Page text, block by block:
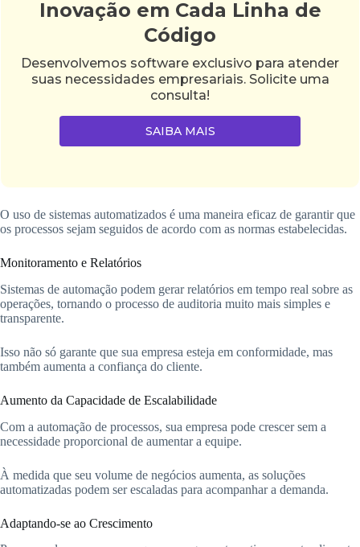
Inovação em Cada Linha de
Código
Desenvolvemos software exclusivo para atender
suas necessidades empresariais. Solicite uma
consulta!
SAIBA MAIS
O uso de sistemas automatizados é uma maneira eficaz de garantir que
os processos sejam seguidos de acordo com as normas estabelecidas.
Monitoramento e Relatórios
Sistemas de automação podem gerar relatórios em tempo real sobre as
operações, tornando o processo de auditoria muito mais simples e
transparente.
Isso não só garante que sua empresa esteja em conformidade, mas
também aumenta a confiança do cliente.
Aumento da Capacidade de Escalabilidade
Com a automação de processos, sua empresa pode crescer sem a
necessidade proporcional de aumentar a equipe.
À medida que seu volume de negócios aumenta, as soluções
automatizadas podem ser escaladas para acompanhar a demanda.
Adaptando-se ao Crescimento